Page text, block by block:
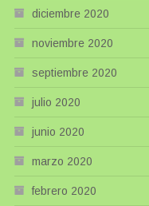
diciembre 2020
noviembre 2020
septiembre 2020
julio 2020
junio 2020
marzo 2020
febrero 2020